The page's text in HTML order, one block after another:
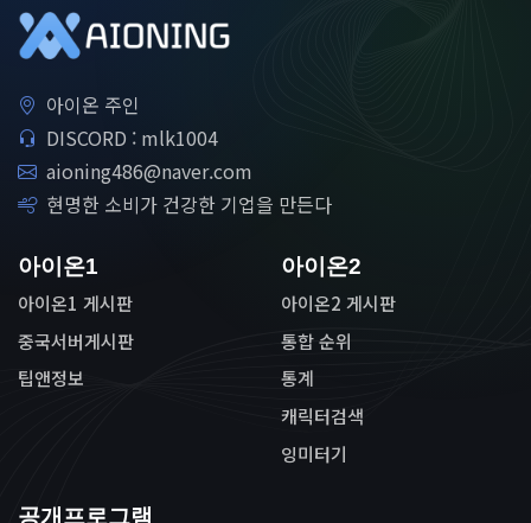
아이온 주인
DISCORD : mlk1004
aioning486@naver.com
현명한 소비가 건강한 기업을 만든다
아이온1
아이온1 게시판
중국서버게시판
팁앤정보
아이온2
아이온2 게시판
통합 순위
통계
캐릭터검색
잉미터기
공개프로그램